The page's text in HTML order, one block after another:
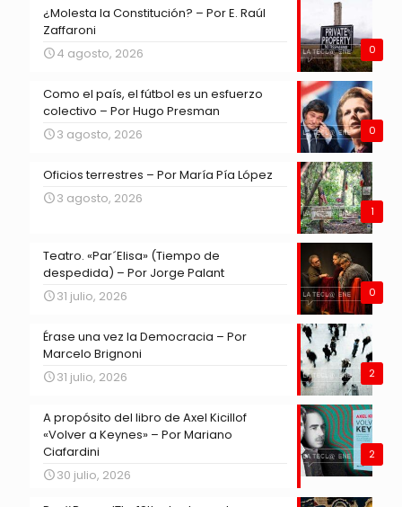
0
¿Molesta la Constitución? – Por E. Raúl
Zaffaroni
4 agosto, 2026
0
Como el país, el fútbol es un esfuerzo
colectivo – Por Hugo Presman
3 agosto, 2026
1
Oficios terrestres – Por María Pía López
3 agosto, 2026
0
Teatro. «Par´Elisa» (Tiempo de
despedida) – Por Jorge Palant
31 julio, 2026
2
Érase una vez la Democracia – Por
Marcelo Brignoni
31 julio, 2026
2
A propósito del libro de Axel Kicillof
«Volver a Keynes» – Por Mariano
Ciafardini
30 julio, 2026